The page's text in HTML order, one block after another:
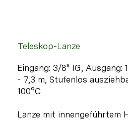
Eingang: 3/8" IG, Ausgang:
- 7,3 m, Stufenlos
100°C
Lanze mit innengeführtem
Teleskop-Lanze